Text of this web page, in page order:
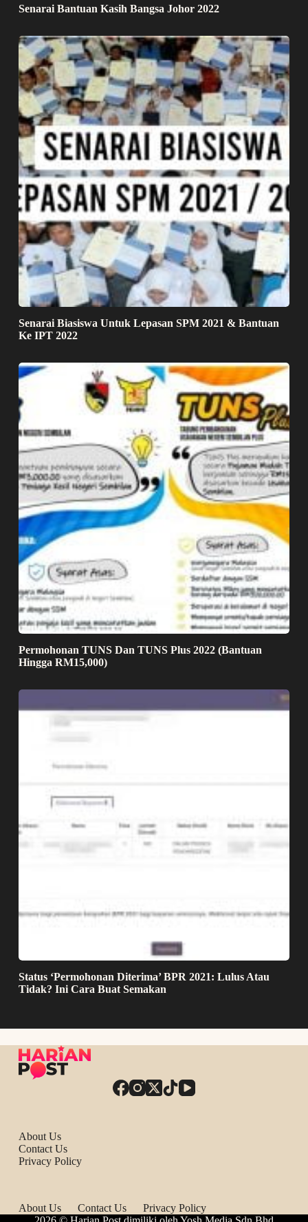
Senarai Bantuan Kasih Bangsa Johor 2022
Senarai Biasiswa Untuk Lepasan SPM 2021 & Bantuan
Ke IPT 2022
Permohonan TUNS Dan TUNS Plus 2022 (Bantuan
Hingga RM15,000)
Status ‘Permohonan Diterima’ BPR 2021: Lulus Atau
Tidak? Ini Cara Buat Semakan
About Us
Contact Us
Privacy Policy
About Us Contact Us
Privacy Policy